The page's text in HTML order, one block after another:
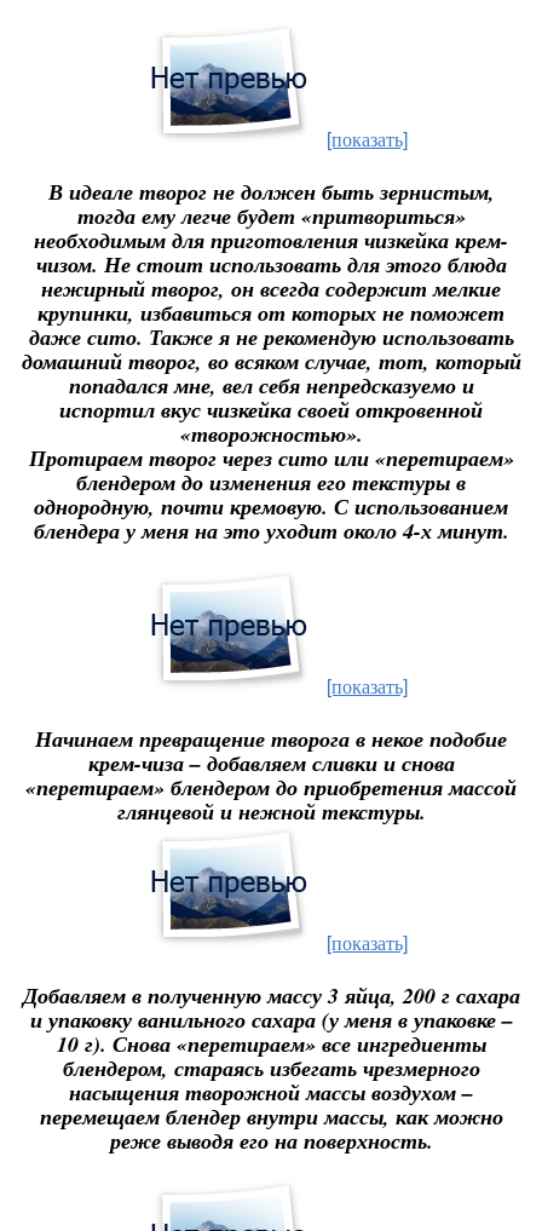
[показать]
В идеале творог не должен быть зернистым,
тогда ему легче будет «притвориться»
необходимым для приготовления чизкейка крем-
чизом. Не стоит использовать для этого блюда
нежирный творог, он всегда содержит мелкие
крупинки, избавиться от которых не поможет
даже сито. Также я не рекомендую использовать
домашний творог, во всяком случае, тот, который
попадался мне, вел себя непредсказуемо и
испортил вкус чизкейка своей откровенной
«творожностью».
Протираем творог через сито или «перетираем»
блендером до изменения его текстуры в
однородную, почти кремовую. С использованием
блендера у меня на это уходит около 4-х минут.
[показать]
Начинаем превращение творога в некое подобие
крем-чиза – добавляем сливки и снова
«перетираем» блендером до приобретения массой
глянцевой и нежной текстуры.
[показать]
Добавляем в полученную массу 3 яйца, 200 г сахара
и упаковку ванильного сахара (у меня в упаковке –
10 г). Снова «перетираем» все ингредиенты
блендером, стараясь избегать чрезмерного
насыщения творожной массы воздухом –
перемещаем блендер внутри массы, как можно
реже выводя его на поверхность.